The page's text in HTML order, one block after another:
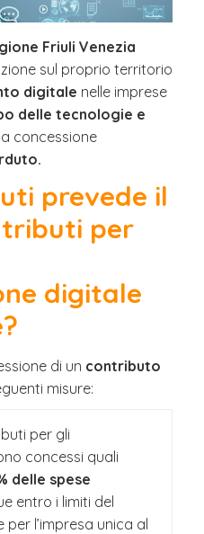
Friuli Venezia
sul proprio territorio
digitale nelle imprese
delle tecnologie e
concessione
prevede il
per
digitale
di un contributo
misure:
per gli
concessi quali
delle spese
entro i limiti del
l’impresa unica al